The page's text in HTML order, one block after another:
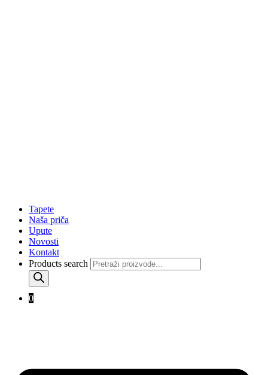
Tapete
Naša priča
Upute
Novosti
Kontakt
Products search
0